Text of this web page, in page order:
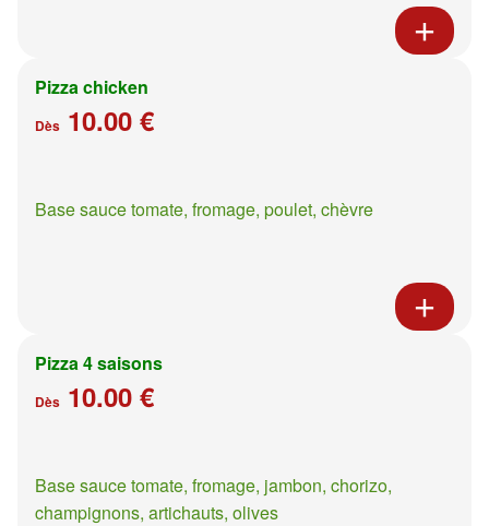
Pizza chicken
Dès 10.00 €
Base sauce tomate, fromage, poulet, chèvre
Pizza 4 saisons
Dès 10.00 €
Base sauce tomate, fromage, jambon, chorizo,
champignons, artichauts, olives